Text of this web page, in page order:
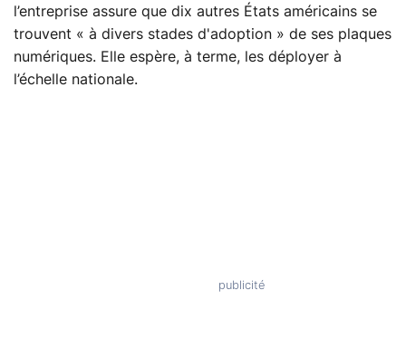
l’entreprise assure que dix autres États américains se
trouvent « à divers stades d'adoption » de ses plaques
numériques. Elle espère, à terme, les déployer à
l’échelle nationale.